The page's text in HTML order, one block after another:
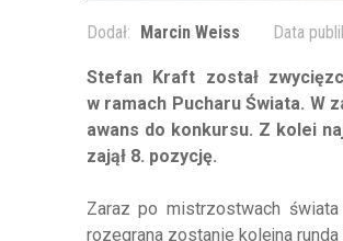
Dodał: Marcin Weiss Data
Stefan Kraft został
w ramach Pucharu Świata. W
awans do konkursu. Z kolei
zajął 8. pozycję.
Zaraz po mistrzostwach
rozegrana zostanie kolejna